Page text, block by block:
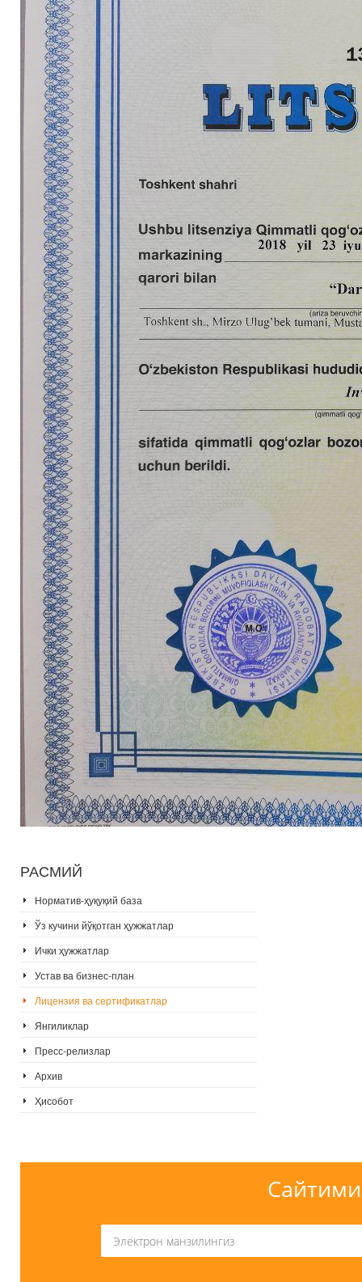
РАСМИЙ
Норматив-ҳуқуқий база
Ўз кучини йўқотган ҳужжатлар
Ички ҳужжатлар
Устав ва бизнес-план
Лицензия ва сертификатлар
Янгиликлар
Пресс-релизлар
Архив
Ҳисобот